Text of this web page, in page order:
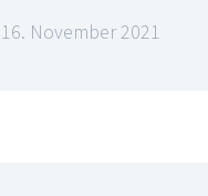
16. November 2021